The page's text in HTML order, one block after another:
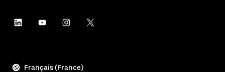
Français (France)